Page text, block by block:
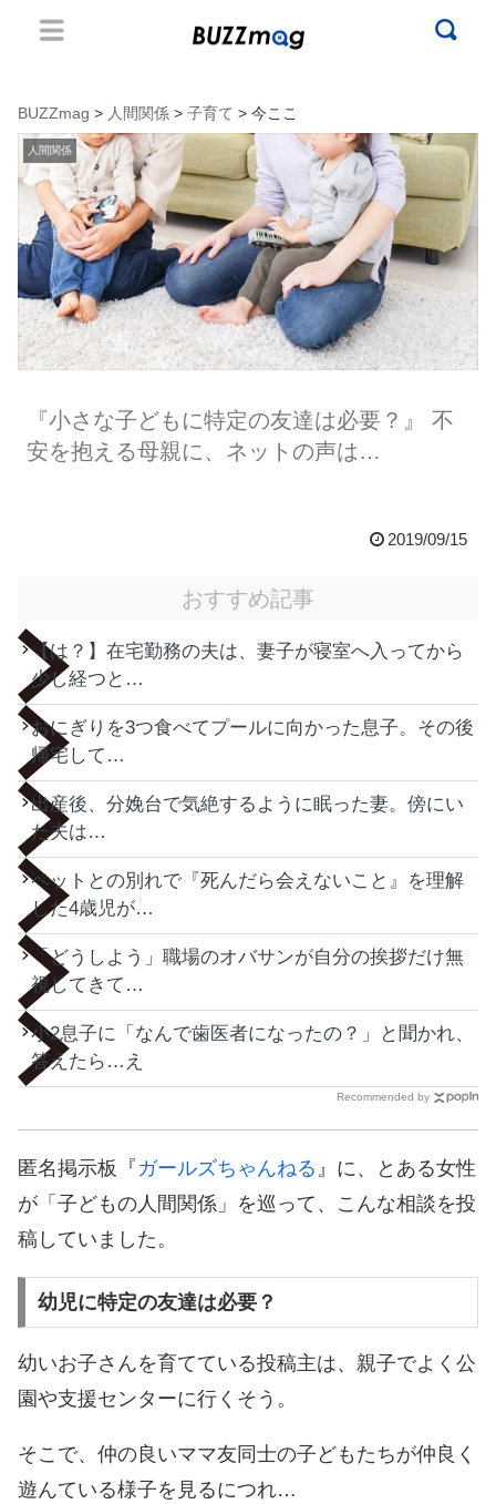
BUZZmag > 人間関係 > 子育て > 今ここ
人間関係
『小さな子どもに特定の友達は必要？』 不
安を抱える母親に、ネットの声は…
2019/09/15
おすすめ記事
【は？】在宅勤務の夫は、妻子が寝室へ入ってから
少し経つと…
おにぎりを3つ食べてプールに向かった息子。その後
帰宅して…
出産後、分娩台で気絶するように眠った妻。傍にい
た夫は…
ペットとの別れで『死んだら会えないこと』を理解
した4歳児が…
「どうしよう」職場のオバサンが自分の挨拶だけ無
視してきて…
小2息子に「なんで歯医者になったの？」と聞かれ、
答えたら…え
Recommended by
匿名掲示板『 ガールズちゃんねる 』に、とある女性
が「子どもの人間関係」を巡って、こんな相談を投
稿していました。
幼児に特定の友達は必要？
幼いお子さんを育てている投稿主は、親子でよく公
園や支援センターに行くそう。
そこで、仲の良いママ友同士の子どもたちが仲良く
遊んている様子を見るにつれ…